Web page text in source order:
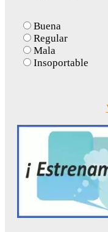
Buena
Regular
Mala
Insoportable